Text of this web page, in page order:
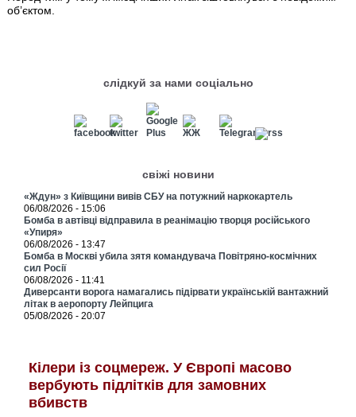
об’єктом.
слідкуй за нами соціально
свіжі новини
«Ждун» з Київщини вивів СБУ на потужний наркокартель
06/08/2026 - 15:06
Бомба в автівці відправила в реанімацію творця російського
«Упиря»
06/08/2026 - 13:47
Бомба в Москві убила зятя командувача Повітряно-космічних
сил Росії
06/08/2026 - 11:41
Диверсанти ворога намагались підірвати українській вантажний
літак в аеропорту Лейпцига
05/08/2026 - 20:07
Кілери із соцмереж. У Європі масово
вербують підлітків для замовних
вбивств